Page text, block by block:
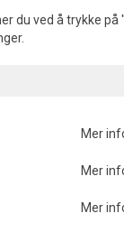
ved å trykke på
Mer
Mer
Mer